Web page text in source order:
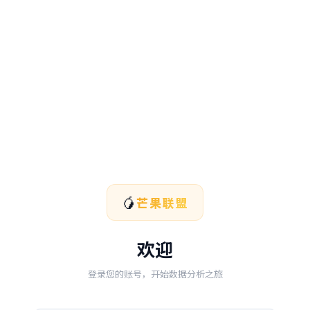
🥭芒果联盟
欢迎
登录您的账号，开始数据分析之旅